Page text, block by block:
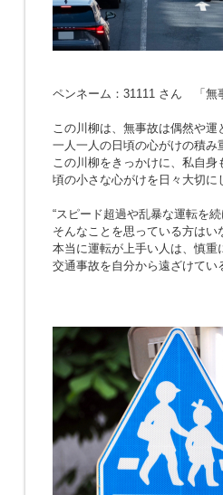
ペンネーム：31111 さん 「
この川柳は、無事故は偶然や運
一人一人の日頃の心がけの積
この川柳をきっかけに、私自
頃の小さな心がけを日々大切
“スピード超過や乱暴な運転を
そんなことを思っている方は
本当に運転が上手い人は、慎
交通事故を自分から遠ざけてい